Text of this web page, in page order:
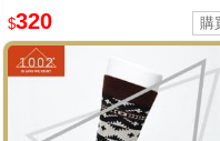
$320